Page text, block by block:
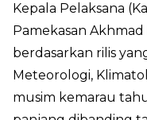
Kepala Pelaksana
Pamekasan
berdasarkan rilis
Meteorologi,
musim kemarau